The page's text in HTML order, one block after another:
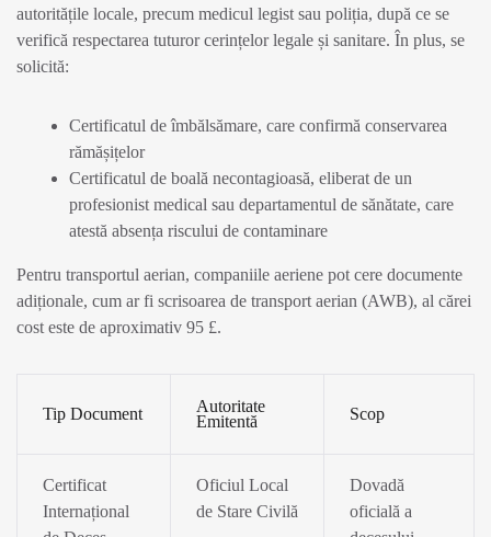
autoritățile locale, precum medicul legist sau poliția, după ce se
verifică respectarea tuturor cerințelor legale și sanitare. În plus, se
solicită:
Certificatul de îmbălsămare, care confirmă conservarea
rămășițelor
Certificatul de boală necontagioasă, eliberat de un
profesionist medical sau departamentul de sănătate, care
atestă absența riscului de contaminare
Pentru transportul aerian, companiile aeriene pot cere documente
adiționale, cum ar fi scrisoarea de transport aerian (AWB), al cărei
cost este de aproximativ 95 £.
Tip Document
Autoritate
Emitentă
Scop
Certificat
Internațional
Oficiul Local
de Stare Civilă
Dovadă
oficială a